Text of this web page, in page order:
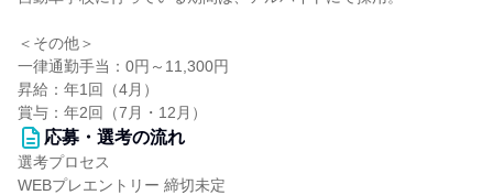
＜その他＞
一律通勤手当：0円～11,300円
昇給：年1回（4月）
賞与：年2回（7月・12月）
応募・選考の流れ
選考プロセス
WEBプレエントリー 締切未定